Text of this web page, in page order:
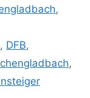
,
, DFB,
,